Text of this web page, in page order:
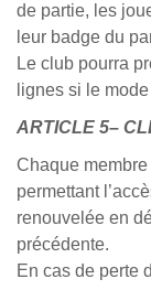
de partie, les
leur badge du
Le club pourra
lignes si le
ARTICLE 5–
Chaque
permettant
renouvelée en
précédente.
En cas de perte